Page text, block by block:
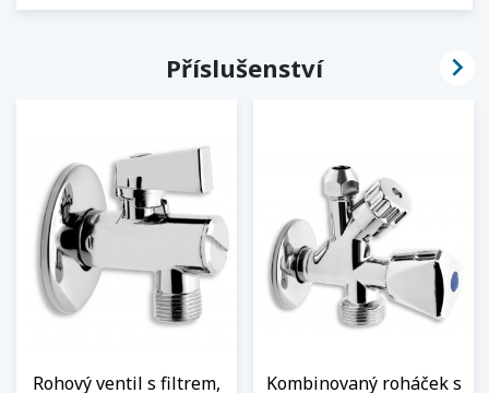
Příslušenství
Rohový ventil s filtrem,
Kombinovaný roháček s
